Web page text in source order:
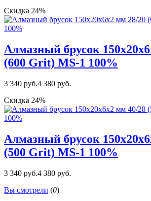
Скидка 24%
Алмазный брусок
(600 Grit) MS-1 100%
3 340 руб.4 380 руб.
Скидка 24%
Алмазный брусок
(500 Grit) MS-1 100%
3 340 руб.4 380 руб.
Вы смотрели (0)